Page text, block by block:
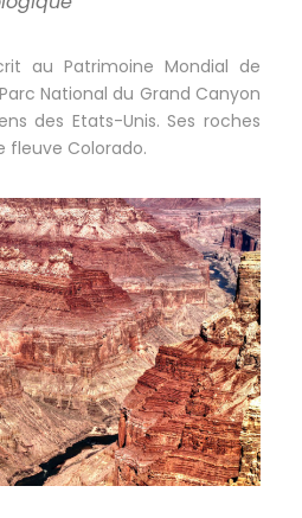
au Patrimoine Mondial de
National du Grand Canyon
des Etats-Unis. Ses roches
fleuve Colorado.